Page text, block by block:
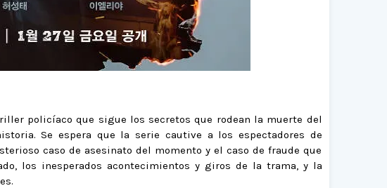
policíaco que sigue los secretos que rodean la muerte del
Se espera que la serie cautive a los espectadores de
caso de asesinato del momento y el caso de fraude que
los inesperados acontecimientos y giros de la trama, y la